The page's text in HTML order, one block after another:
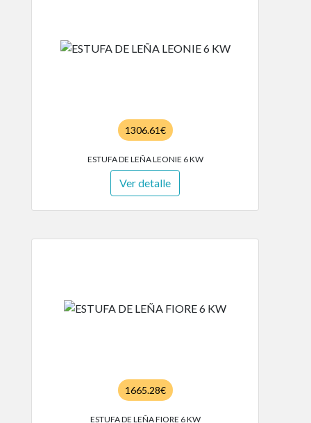
1306.61€
ESTUFA DE LEÑA LEONIE 6 KW
Ver detalle
1665.28€
ESTUFA DE LEÑA FIORE 6 KW